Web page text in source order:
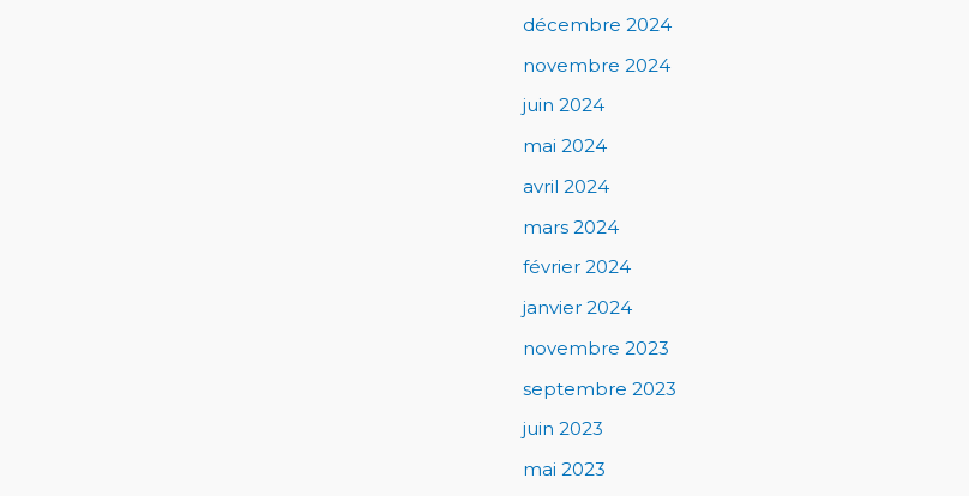
décembre 2024
novembre 2024
juin 2024
mai 2024
avril 2024
mars 2024
février 2024
janvier 2024
novembre 2023
septembre 2023
juin 2023
mai 2023